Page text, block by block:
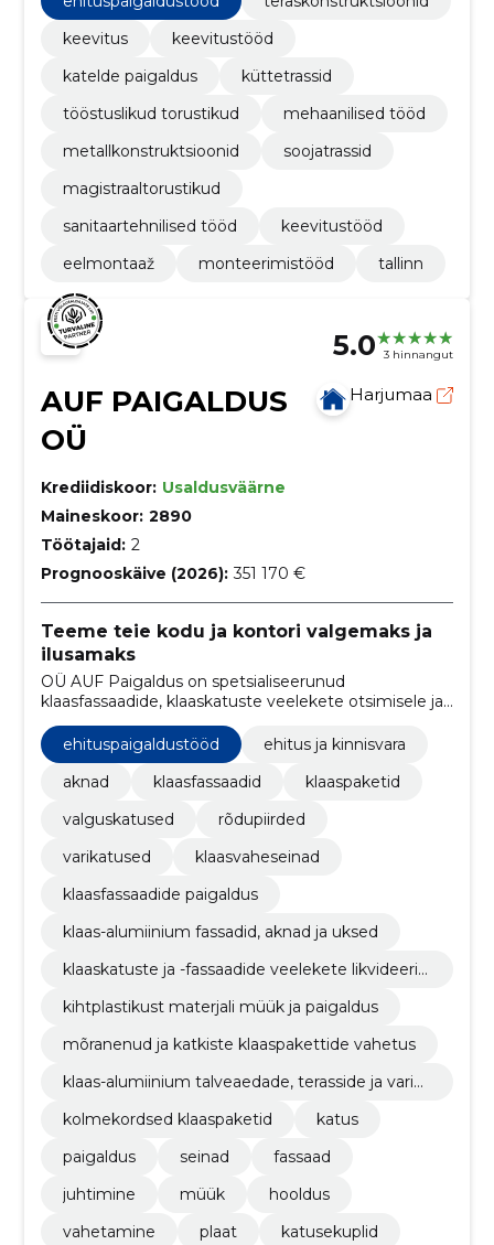
igasugustes metallitööde projektides.
keevitus
keevitustööd
katelde paigaldus
küttetrassid
tööstuslikud torustikud
mehaanilised tööd
metallkonstruktsioonid
soojatrassid
magistraaltorustikud
sanitaartehnilised tööd
keevitustööd
eelmontaaž
monteerimistööd tallinn
5.0 3 hinnangut
AUF PAIGALDUS
OÜ
Harjumaa
Krediidiskoor: Usaldusväärne
Maineskoor: 2890
Töötajaid: 2
Prognooskäive (2026): 351 170 €
Teeme teie kodu ja kontori valgemaks ja
ilusamaks
OÜ AUF Paigaldus on spetsialiseerunud
klaasfassaadide, klaaskatuste veelekete otsimisele ja
nende kõrvaldamisele, ning klaaspakettide
vahetusele.
ehituspaigaldustööd
ehitus ja kinnisvara
aknad
klaasfassaadid
klaaspaketid
valguskatused
rõdupiirded
varikatused
klaasvaheseinad
klaasfassaadide paigaldus
klaas-alumiinium fassadid, aknad ja uksed
klaaskatuste ja -fassaadide veelekete likvideeri
kihtplastikust materjali müük ja paigaldus
mõranenud ja katkiste klaaspakettide vahetus
klaas-alumiinium talveaedade, terasside ja varika
kolmekordsed klaaspaketid
katus
paigaldus
seinad
fassaad
juhtimine
müük
hooldus
vahetamine
plaat
katusekuplid